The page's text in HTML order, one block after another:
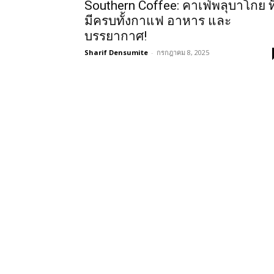
Southern Coffee: คาเฟ่พลุบาโกย
มีครบทั้งกาแฟ อาหาร และ
บรรยากาศ!
Sharif Densumite - กรกฎาคม 8, 2025